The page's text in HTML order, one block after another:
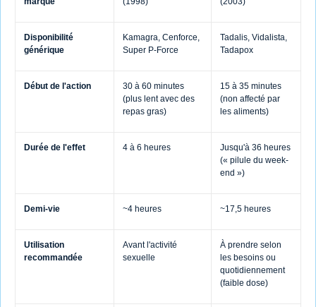
Disponibilité
générique
Kamagra, Cenforce,
Super P-Force
Tadalis, Vidalista,
Tadapox
Début de l'action
30 à 60 minutes
(plus lent avec des
repas gras)
15 à 35 minutes
(non affecté par
les aliments)
Durée de l'effet 4 à 6 heures
Jusqu'à 36 heures
(« pilule du week-
end »)
Demi-vie ~4 heures ~17,5 heures
Utilisation
recommandée
Avant l'activité
sexuelle
À prendre selon
les besoins ou
quotidiennement
(faible dose)